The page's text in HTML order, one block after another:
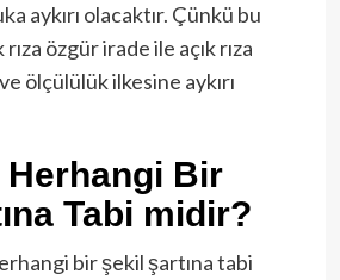
aykırı olacaktır. Çünkü bu
özgür irade ile açık rıza
ölçülülük ilkesine aykırı
Herhangi Bir
Tabi midir?
bir şekil şartına tabi